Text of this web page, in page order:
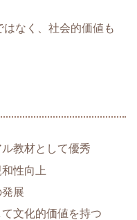
なく、社会的価値も
ル教材として優秀
性向上
展
文化的価値を持つ